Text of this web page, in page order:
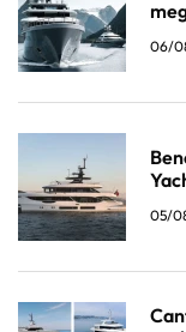
06/
05/